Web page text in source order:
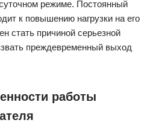
режиме. Постоянный
к повышению нагрузки на его
стать причиной серьезной
преждевременный выход
работы